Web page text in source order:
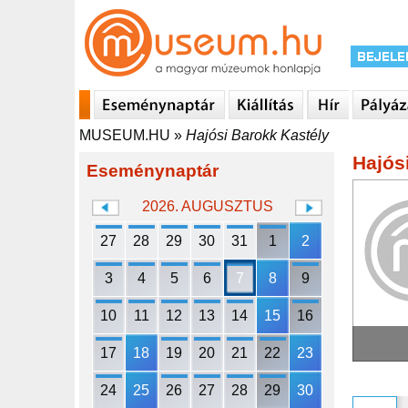
MUSEUM.HU » Hajósi Barokk Kastély
Eseménynaptár
2026. AUGUSZTUS
27 28 29 30 31 1 2
3 4 5 6 7 8 9
10 11 12 13 14 15 16
17 18 19 20 21 22 23
24 25 26 27 28 29 30